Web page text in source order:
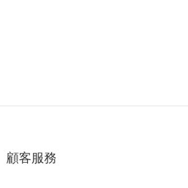
顧客服務